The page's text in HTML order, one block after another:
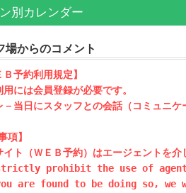
別カレンダー
場からのコメント
予約利用規定】
用には会員登録が必要です。
－当日にスタッフとの会話（コミュニ
項】
イト（ＷＥＢ予約）はエージェントを
strictly prohibit the use of
are found to be doing so, we